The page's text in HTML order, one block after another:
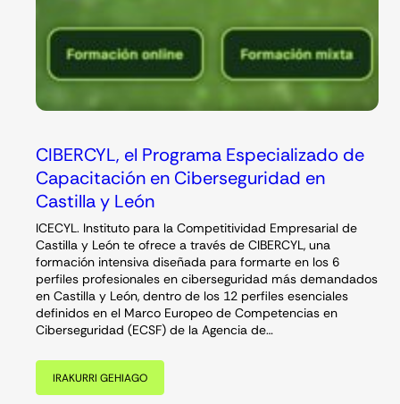
CIBERCYL, el Programa Especializado de
Capacitación en Ciberseguridad en
Castilla y León
ICECYL. Instituto para la Competitividad Empresarial de
Castilla y León te ofrece a través de CIBERCYL, una
formación intensiva diseñada para formarte en los 6
perfiles profesionales en ciberseguridad más demandados
en Castilla y León, dentro de los 12 perfiles esenciales
definidos en el Marco Europeo de Competencias en
Ciberseguridad (ECSF) de la Agencia de…
IRAKURRI GEHIAGO